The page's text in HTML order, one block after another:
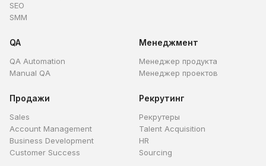
SEO
SMM
QA
QA Automation
Manual QA
Менеджмент
Менеджер продукта
Менеджер проектов
Продажи
Sales
Account Management
Business Development
Customer Success
Рекрутинг
Рекрутеры
Talent Acquisition
HR
Sourcing